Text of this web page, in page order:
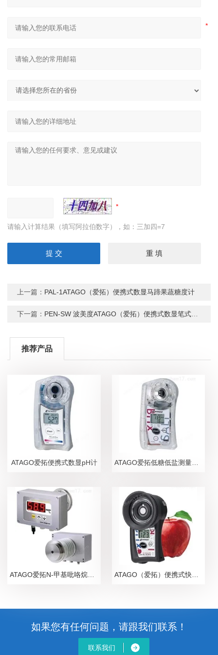
请输入计算结果（填写阿拉伯数字），如：三加四=7
上一篇： PAL-1ATAGO（爱拓）便携式数显马蹄果蔬糖度计
下一篇： PEN-SW 波美度ATAGO（爱拓）便携式数显笔式NaCl 浓度计
推荐产品
ATAGO爱拓便携式数显pH计 ATAGO爱拓低糖低盐测量糖盐度计
ATAGO（爱拓）便携式快速苹果无损糖度计
如果您有任何问题，请跟我们联系！
联系我们